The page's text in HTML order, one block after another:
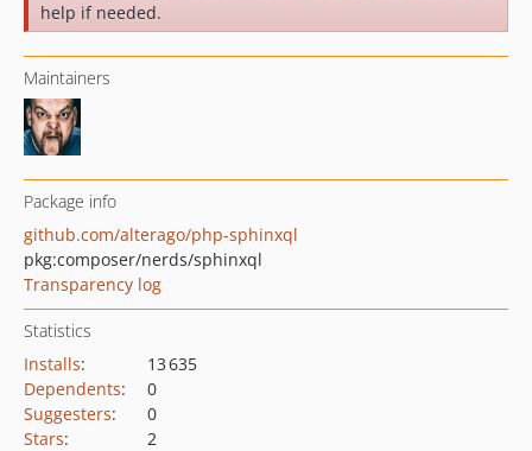
help if needed.
Maintainers
Package info
github.com/alterago/php-sphinxql
pkg:composer/nerds/sphinxql
Transparency log
Statistics
Installs:
13 635
Dependents:
0
Suggesters:
0
Stars: 2